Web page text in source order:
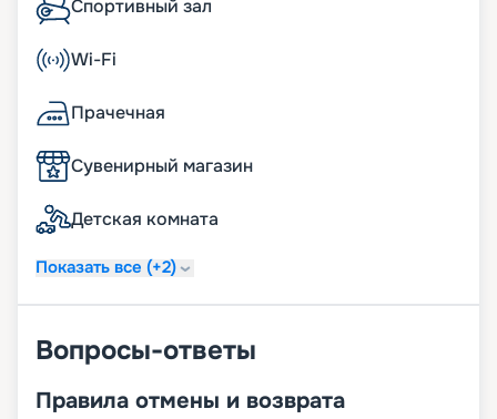
Спортивный зал
Wi-Fi
Прачечная
Сувенирный магазин
Детская комната
Показать все (+2)
Вопросы-ответы
Правила отмены и возврата